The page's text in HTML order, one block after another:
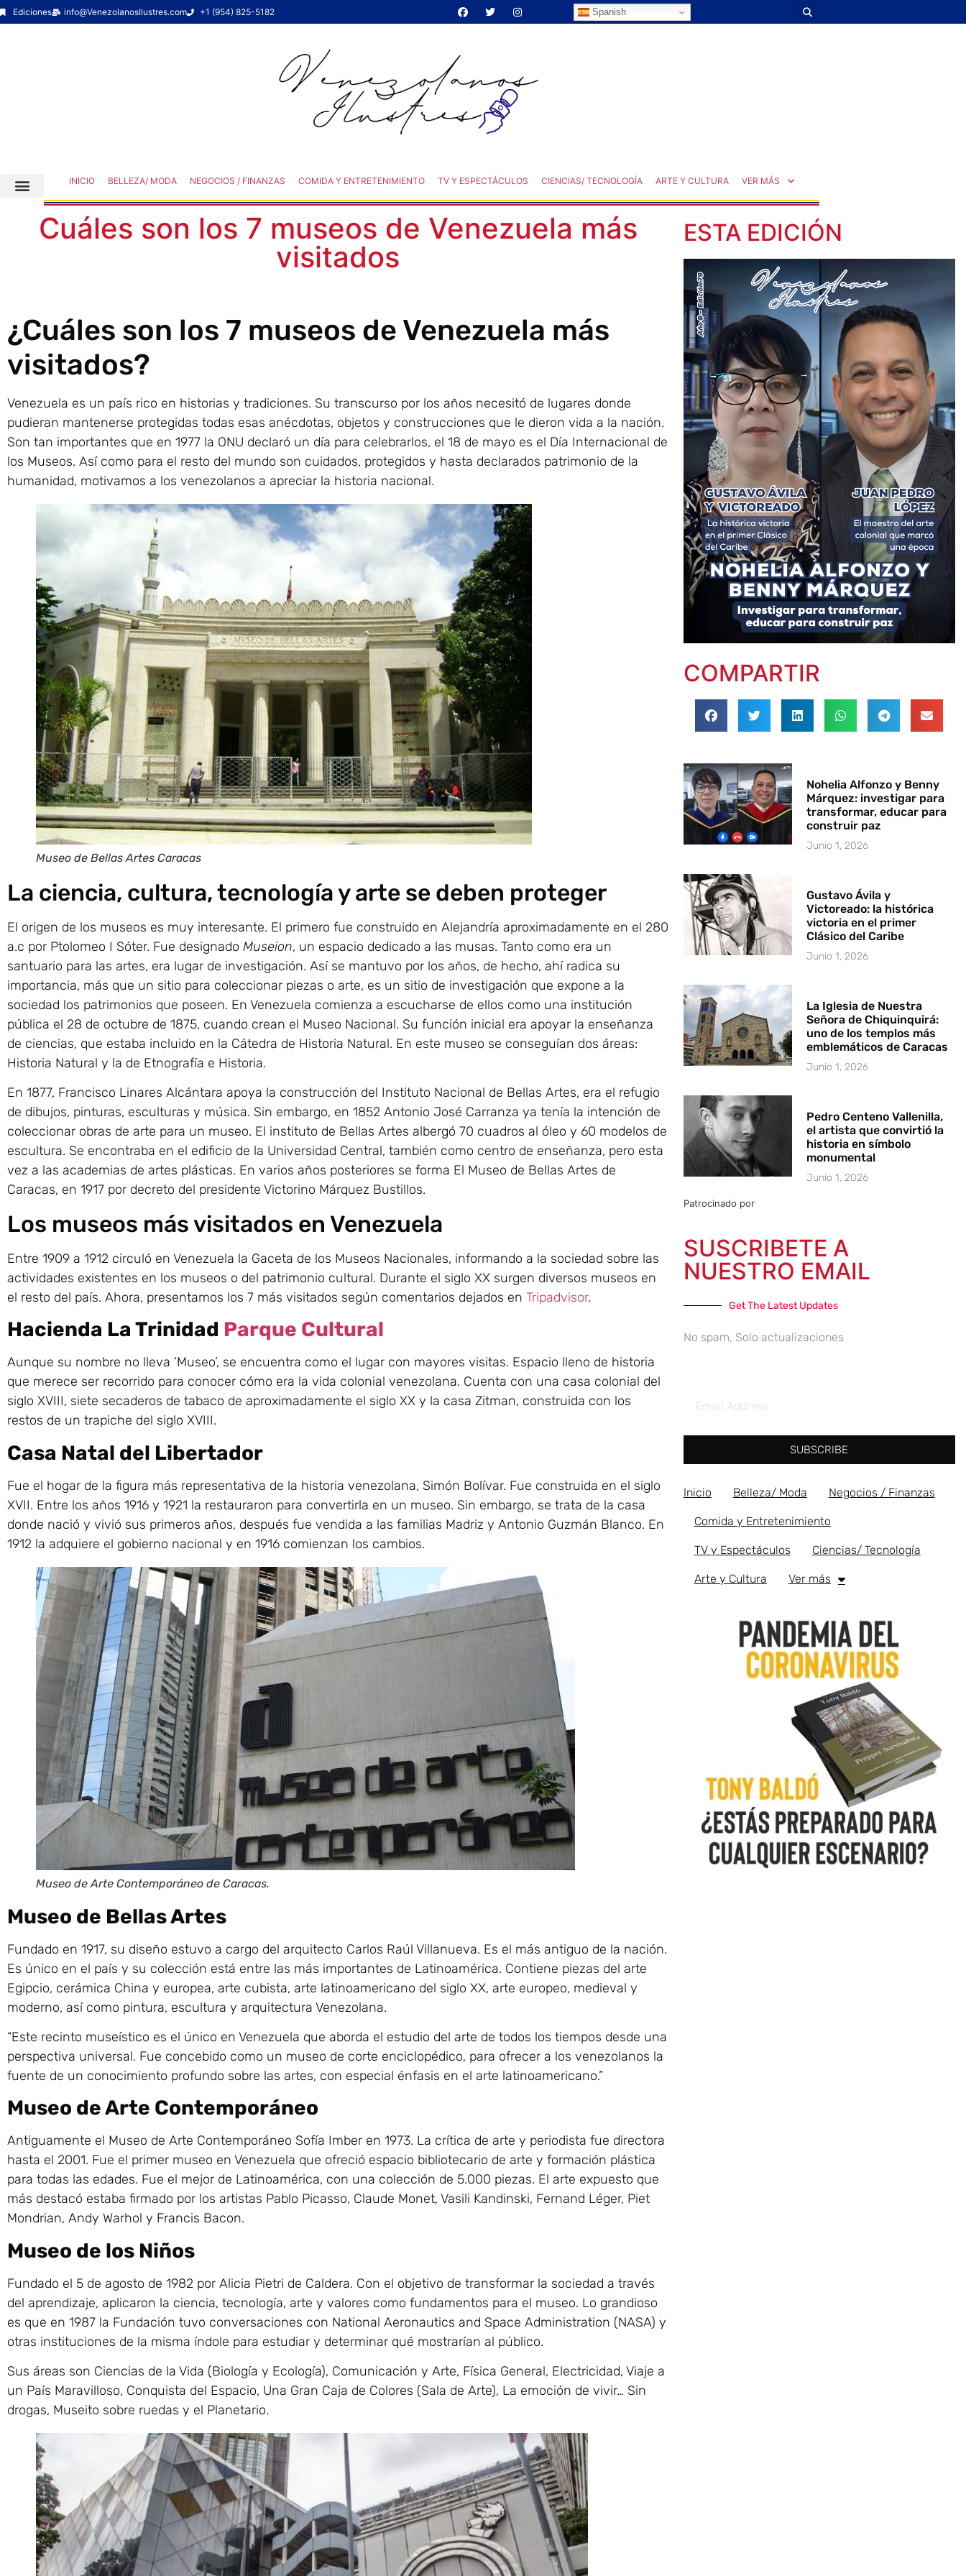
Ediciones info@VenezolanosIlustres.com +1 (954) 825-5182 Spanish
INICIO BELLEZA/ MODA NEGOCIOS / FINANZAS COMIDA Y ENTRETENIMIENTO TV Y ESPECTÁCULOS CIENCIAS/ TECNOLOGÍA ARTE Y CULTURA VER MÁS
Cuáles son los 7 museos de Venezuela más
visitados
¿Cuáles son los 7 museos de Venezuela más
visitados?
Venezuela es un país rico en historias y tradiciones. Su transcurso por los años necesitó de lugares donde
pudieran mantenerse protegidas todas esas anécdotas, objetos y construcciones que le dieron vida a la nación.
Son tan importantes que en 1977 la ONU declaró un día para celebrarlos, el 18 de mayo es el Día Internacional de
los Museos. Así como para el resto del mundo son cuidados, protegidos y hasta declarados patrimonio de la
humanidad, motivamos a los venezolanos a apreciar la historia nacional.
Museo de Bellas Artes Caracas
La ciencia, cultura, tecnología y arte se deben proteger
El origen de los museos es muy interesante. El primero fue construido en Alejandría aproximadamente en el 280
a.c por Ptolomeo I Sóter. Fue designado Museion, un espacio dedicado a las musas. Tanto como era un
santuario para las artes, era lugar de investigación. Así se mantuvo por los años, de hecho, ahí radica su
importancia, más que un sitio para coleccionar piezas o arte, es un sitio de investigación que expone a la
sociedad los patrimonios que poseen. En Venezuela comienza a escucharse de ellos como una institución
pública el 28 de octubre de 1875, cuando crean el Museo Nacional. Su función inicial era apoyar la enseñanza
de ciencias, que estaba incluido en la Cátedra de Historia Natural. En este museo se conseguían dos áreas:
Historia Natural y la de Etnografía e Historia.
En 1877, Francisco Linares Alcántara apoya la construcción del Instituto Nacional de Bellas Artes, era el refugio
de dibujos, pinturas, esculturas y música. Sin embargo, en 1852 Antonio José Carranza ya tenía la intención de
coleccionar obras de arte para un museo. El instituto de Bellas Artes albergó 70 cuadros al óleo y 60 modelos de
escultura. Se encontraba en el edificio de la Universidad Central, también como centro de enseñanza, pero esta
vez a las academias de artes plásticas. En varios años posteriores se forma El Museo de Bellas Artes de
Caracas, en 1917 por decreto del presidente Victorino Márquez Bustillos.
Los museos más visitados en Venezuela
Entre 1909 a 1912 circuló en Venezuela la Gaceta de los Museos Nacionales, informando a la sociedad sobre las
actividades existentes en los museos o del patrimonio cultural. Durante el siglo XX surgen diversos museos en
el resto del país. Ahora, presentamos los 7 más visitados según comentarios dejados en Tripadvisor.
Hacienda La Trinidad Parque Cultural
Aunque su nombre no lleva ‘Museo’, se encuentra como el lugar con mayores visitas. Espacio lleno de historia
que merece ser recorrido para conocer cómo era la vida colonial venezolana. Cuenta con una casa colonial del
siglo XVIII, siete secaderos de tabaco de aproximadamente el siglo XX y la casa Zitman, construida con los
restos de un trapiche del siglo XVIII.
Casa Natal del Libertador
Fue el hogar de la figura más representativa de la historia venezolana, Simón Bolívar. Fue construida en el siglo
XVII. Entre los años 1916 y 1921 la restauraron para convertirla en un museo. Sin embargo, se trata de la casa
donde nació y vivió sus primeros años, después fue vendida a las familias Madriz y Antonio Guzmán Blanco. En
1912 la adquiere el gobierno nacional y en 1916 comienzan los cambios.
Museo de Arte Contemporáneo de Caracas.
Museo de Bellas Artes
Fundado en 1917, su diseño estuvo a cargo del arquitecto Carlos Raúl Villanueva. Es el más antiguo de la nación.
Es único en el país y su colección está entre las más importantes de Latinoamérica. Contiene piezas del arte
Egipcio, cerámica China y europea, arte cubista, arte latinoamericano del siglo XX, arte europeo, medieval y
moderno, así como pintura, escultura y arquitectura Venezolana.
“Este recinto museístico es el único en Venezuela que aborda el estudio del arte de todos los tiempos desde una
perspectiva universal. Fue concebido como un museo de corte enciclopédico, para ofrecer a los venezolanos la
fuente de un conocimiento profundo sobre las artes, con especial énfasis en el arte latinoamericano.”
Museo de Arte Contemporáneo
Antiguamente el Museo de Arte Contemporáneo Sofía Imber en 1973. La crítica de arte y periodista fue directora
hasta el 2001. Fue el primer museo en Venezuela que ofreció espacio bibliotecario de arte y formación plástica
para todas las edades. Fue el mejor de Latinoamérica, con una colección de 5.000 piezas. El arte expuesto que
más destacó estaba firmado por los artistas Pablo Picasso, Claude Monet, Vasili Kandinski, Fernand Léger, Piet
Mondrian, Andy Warhol y Francis Bacon.
Museo de los Niños
Fundado el 5 de agosto de 1982 por Alicia Pietri de Caldera. Con el objetivo de transformar la sociedad a través
del aprendizaje, aplicaron la ciencia, tecnología, arte y valores como fundamentos para el museo. Lo grandioso
es que en 1987 la Fundación tuvo conversaciones con National Aeronautics and Space Administration (NASA) y
otras instituciones de la misma índole para estudiar y determinar qué mostrarían al público.
Sus áreas son Ciencias de la Vida (Biología y Ecología), Comunicación y Arte, Física General, Electricidad, Viaje a
un País Maravilloso, Conquista del Espacio, Una Gran Caja de Colores (Sala de Arte), La emoción de vivir… Sin
drogas, Museito sobre ruedas y el Planetario.
ESTA EDICIÓN
COMPARTIR
Nohelia Alfonzo y Benny
Márquez: investigar para
transformar, educar para
construir paz
Junio 1, 2026
Gustavo Ávila y
Victoreado: la histórica
victoria en el primer
Clásico del Caribe
Junio 1, 2026
La Iglesia de Nuestra
Señora de Chiquinquirá:
uno de los templos más
emblemáticos de Caracas
Junio 1, 2026
Pedro Centeno Vallenilla,
el artista que convirtió la
historia en símbolo
monumental
Junio 1, 2026
Patrocinado por
SUSCRIBETE A
NUESTRO EMAIL
Get The Latest Updates
No spam, Solo actualizaciones
SUBSCRIBE
Inicio Belleza/ Moda Negocios / Finanzas
Comida y Entretenimiento
TV y Espectáculos Ciencias/ Tecnología
Arte y Cultura Ver más